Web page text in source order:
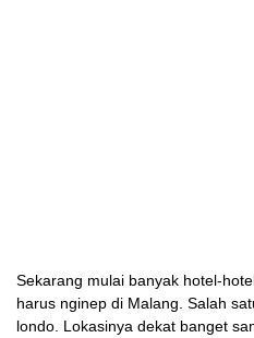
Sekarang mulai banyak hotel-
harus nginep di Malang. Salah
londo. Lokasinya dekat banget